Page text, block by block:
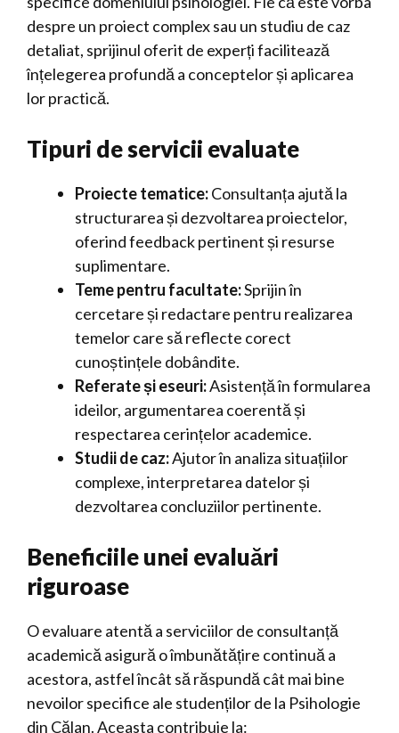
despre un proiect complex sau un studiu de caz
detaliat, sprijinul oferit de experți facilitează
înțelegerea profundă a conceptelor și aplicarea
lor practică.
Tipuri de servicii evaluate
Proiecte tematice:Consultanța ajută la
structurarea și dezvoltarea proiectelor,
oferind feedback pertinent și resurse
suplimentare.
Teme pentru facultate:Sprijin în
cercetare și redactare pentru realizarea
temelor care să reflecte corect
cunoștințele dobândite.
Referate și eseuri:Asistență în formularea
ideilor, argumentarea coerentă și
respectarea cerințelor academice.
Studii de caz:Ajutor în analiza situațiilor
complexe, interpretarea datelor și
dezvoltarea concluziilor pertinente.
Beneficiile unei evaluări
riguroase
O evaluare atentă a serviciilor de consultanță
academică asigură o îmbunătățire continuă a
acestora, astfel încât să răspundă cât mai bine
nevoilor specifice ale studenților de la Psihologie
din Călan. Aceasta contribuie la: